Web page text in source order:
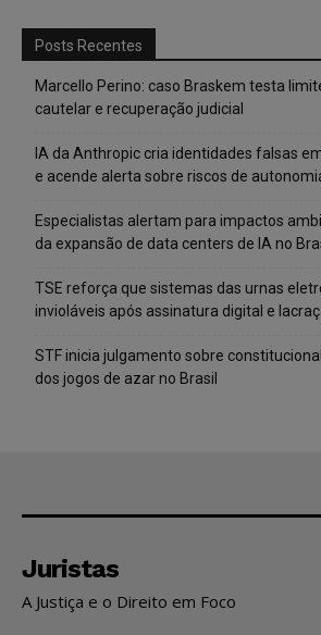
Posts Recentes
Marcello Perino: caso Braskem testa
cautelar e recuperação judicial
IA da Anthropic cria identidades falsas
e acende alerta sobre riscos de
Especialistas alertam para impactos
da expansão de data centers de IA no
TSE reforça que sistemas das urnas
invioláveis após assinatura digital e
STF inicia julgamento sobre
dos jogos de azar no Brasil
Juristas
A Justiça e o Direito em Foco